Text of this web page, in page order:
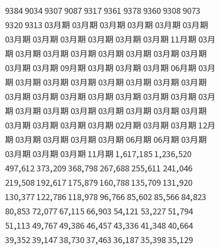
9384 9034 9307 9087 9317 9361 9378 9360 9308 9073
9320 9313 03月期 03月期 03月期 03月期 03月期 03月期
03月期 03月期 03月期 03月期 03月期 03月期 11月期 03月
期 03月期 03月期 03月期 03月期 03月期 03月期 03月期
03月期 03月期 09月期 03月期 03月期 03月期 06月期 03月
期 03月期 03月期 03月期 03月期 03月期 03月期 03月期
03月期 03月期 03月期 03月期 03月期 03月期 03月期 03月
期 03月期 03月期 03月期 03月期 03月期 03月期 03月期
03月期 03月期 03月期 03月期 02月期 03月期 03月期 12月
期 03月期 03月期 03月期 03月期 06月期 06月期 03月期
03月期 03月期 03月期 11月期 1,617,185 1,236,520
497,612 373,209 368,798 267,688 255,611 241,046
219,508 192,617 175,879 160,788 135,709 131,920
130,377 122,786 118,978 96,766 85,602 85,566 84,823
80,853 72,077 67,115 66,903 54,121 53,227 51,794
51,113 49,767 49,386 46,457 43,336 41,348 40,664
39,352 39,147 38,730 37,463 36,187 35,398 35,129